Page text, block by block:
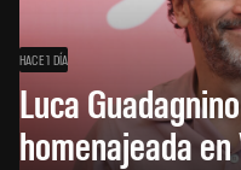
HACE 1 DÍA
Luca
homenajeada